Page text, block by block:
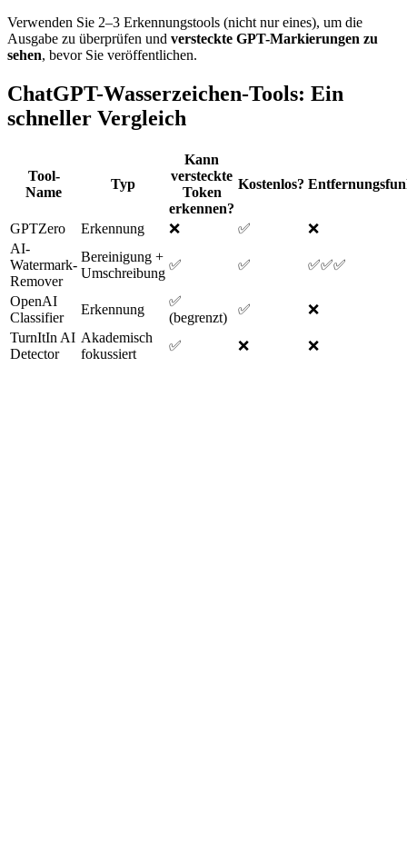
Verwenden Sie 2–3 Erkennungstools (nicht nur eines), um die
Ausgabe zu überprüfen und versteckte GPT-Markierungen zu
sehen, bevor Sie veröffentlichen.
ChatGPT-Wasserzeichen-Tools: Ein
schneller Vergleich
Tool-
Name
Typ
Kann
versteckte
Token
erkennen?
Kostenlos?
GPTZero Erkennung ❌ ✅
❌
AI-
Watermark-
Remover
Bereinigung +
Umschreibung
✅ ✅ ✅✅✅
OpenAI
Classifier
Erkennung
✅
(begrenzt)
✅
❌
TurnItIn AI
Detector
Akademisch
fokussiert
✅ ❌ ❌